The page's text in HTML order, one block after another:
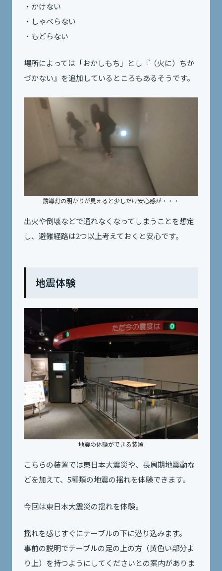
・かけない
・しゃべらない
・もどらない
場所によっては「おかしもち」とし『（火に）ちか
づかない』を追加しているところもあるそうです。
誘導灯の明かりが見えると少しだけ安心感が・・・
出火や倒壊などで通れなくなってしまうことを想定
し、避難経路は2つ以上考えておくと安心です。
地震体験
地震の体験ができる装置
こちらの装置では東日本大震災や、長周期地震動な
どを加えて、5種類の地震の揺れを体験できます。
今回は東日本大震災の揺れを体験。
揺れを感じすぐにテーブルの下に潜り込みます。
事前の説明でテーブルの足の上の方（黄色い部分よ
り上）を持つようにしてくださいとの案内がありま